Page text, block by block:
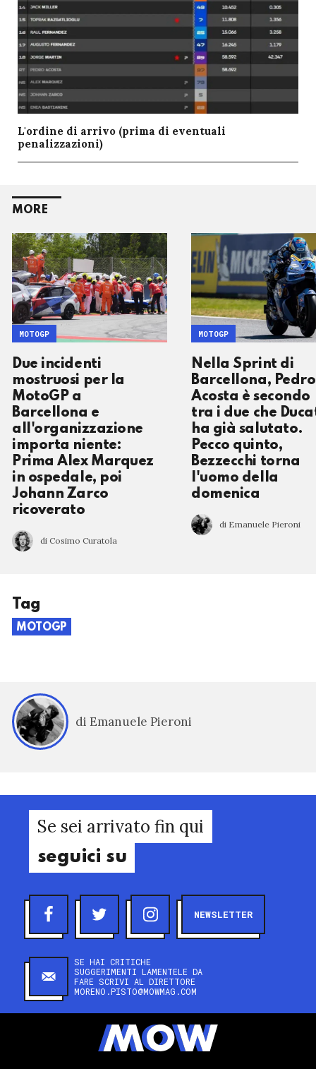
L'ordine di arrivo (prima di eventuali
penalizzazioni)
MORE
Due incidenti
mostruosi per la
MotoGP a
Barcellona e
all'organizzazione
importa niente:
Prima Alex Marquez
in ospedale, poi
Johann Zarco
ricoverato
di Cosimo Curatola
MOTOGP
Nella Sprint di
Barcellona, Pedro
Acosta è secondo
tra i due che
ha già salutato.
Pecco quinto,
Bezzecchi torna
l'uomo della
domenica
di Emanuele Pieroni
MOTOGP
Tag
MOTOGP
di Emanuele Pieroni
Se sei arrivato fin qui
seguici su
NEWSLETTER
SE HAI CRITICHE
SUGGERIMENTI LAMENTELE DA
FARE SCRIVI AL DIRETTORE
MORENO.PISTO@MOWMAG.COM